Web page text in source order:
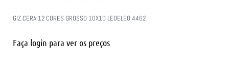
GIZ CERA 12 CORES GROSSO 10X10 LEOELEO 4462
Faça login para ver os preços